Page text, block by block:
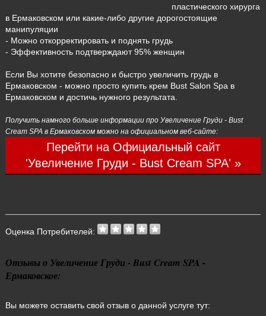
пластического хирурга
в Ермаковском или какие-либо другие дорогостоящие
манипуляции
- Можно откорректировать и поднять грудь
- Эффективность подтверждают 95% женщин
Если Вы хотите безопасно и быстро увеличить грудь в
Ермаковском - можно просто купить крем Bust Salon Spa в
Ермаковском и достичь нужного результата.
Получить намного больше информации про Увеличение Груди - Bust
Cream SPA в Ермаковском можно на официальном веб-сайте:
Перейти на Официальный сайт
'Увеличение Груди - Bust Cream SPA' »
Оценка Потребителей:
Отзывы о Увеличение Груди - Bust Cream SPA -
Ермаковское:
Вы можете оставить свой отзыв о данной услуге тут: